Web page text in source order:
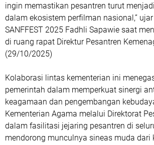
ingin memastikan pesantren turut
dalam ekosistem perfilman nasional,”
SANFFEST 2025 Fadhli Sapawie saat
di ruang rapat Direktur Pesantren
(29/10/2025)
Kolaborasi lintas kementerian ini
pemerintah dalam memperkuat sinergi
keagamaan dan pengembangan
Kementerian Agama melalui Direktorat
dalam fasilitasi jejaring pesantren di
mendorong munculnya sineas muda dari